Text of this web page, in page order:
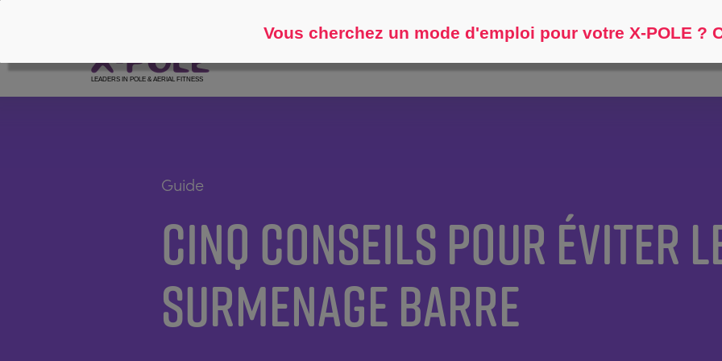
Guide
CINQ CONSEILS POUR ÉVITER
SURMENAGE BARRE
Vous cherchez un mode d'emploi pour votre X-POLE ?